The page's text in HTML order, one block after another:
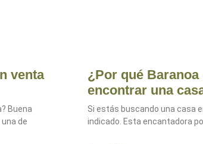
venta
Buena
de
¿Por qué
encontrar una
Si estás buscando una casa
indicado. Esta encantadora